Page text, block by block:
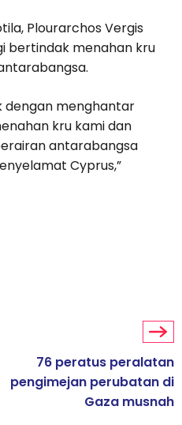
Plourarchos Vergis
bertindak menahan kru
dengan menghantar
kru kami dan
antarabangsa
Cyprus,”
76 peratus peralatan
pengimejan perubatan di
Gaza musnah